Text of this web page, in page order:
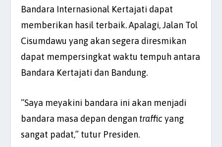
Bandara Internasional Kertajati dapat
memberikan hasil terbaik. Apalagi, Jalan Tol
Cisumdawu yang akan segera diresmikan
dapat mempersingkat waktu tempuh antara
Bandara Kertajati dan Bandung.
“Saya meyakini bandara ini akan menjadi
bandara masa depan dengan trafficyang
sangat padat,” tutur Presiden.